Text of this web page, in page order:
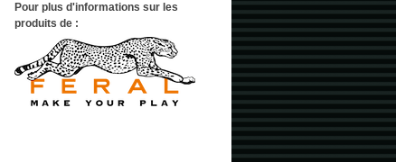
Pour plus d'informations sur les
produits de :